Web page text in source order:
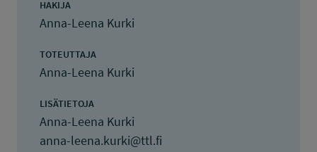
HAKIJA
Anna-Leena Kurki
TOTEUTTAJA
Anna-Leena Kurki
LISÄTIETOJA
Anna-Leena Kurki
anna-leena.kurki@ttl.fi